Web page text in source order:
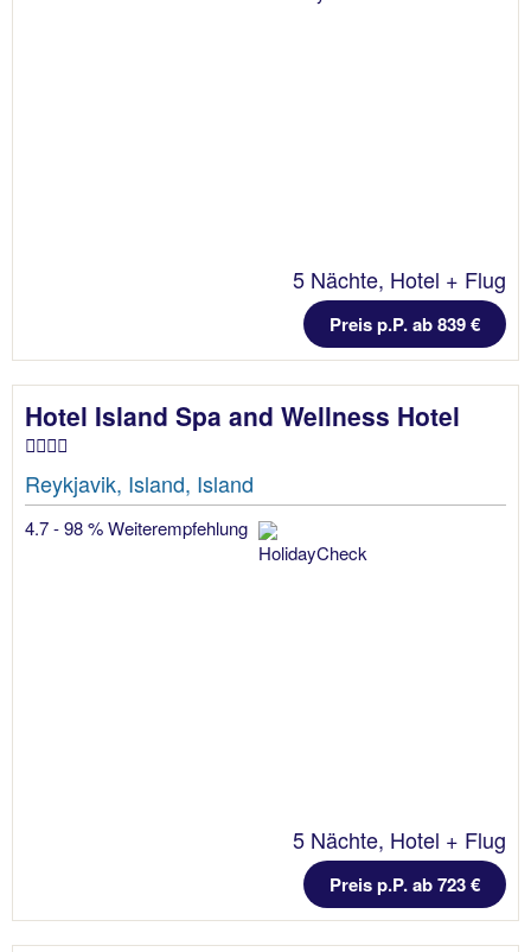
5 Nächte, Hotel + Flug
Preis p.P. ab 839 €
Hotel Island Spa and Wellness Hotel
Reykjavik, Island, Island
4.7 - 98 % Weiterempfehlung
5 Nächte, Hotel + Flug
Preis p.P. ab 723 €